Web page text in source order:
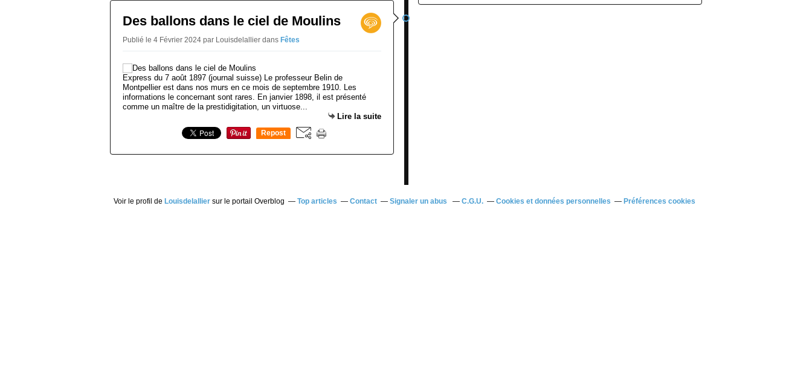
Des ballons dans le ciel de Moulins
Publié le 4 Février 2024 par Louisdelallier dans Fêtes
Express du 7 août 1897 (journal suisse) Le professeur Belin de
Montpellier est dans nos murs en ce mois de septembre 1910. Les
informations le concernant sont rares. En janvier 1898, il est présenté
comme un maître de la prestidigitation, un virtuose...
Lire la suite
Repost
Voir le profil de Louisdelalliersur le portail Overblog Top articles Contact Signaler un abus C.G.U. Cookies et données personnelles Préférences cookies